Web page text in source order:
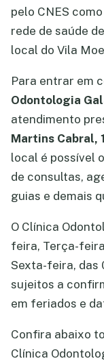
pelo CNES
rede de saúde
local do Vila
Para entrar em
Odontologia
atendimento
Martins Cabral,
local é possível
de consultas,
guias e demais
O Clínica
feira, Terça-
Sexta-feira, das
sujeitos a
em feriados e
Confira abaixo
Clínica